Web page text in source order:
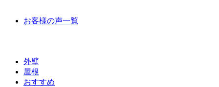
お客様の声一覧
外壁
屋根
おすすめ